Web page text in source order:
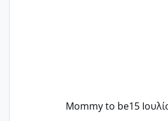
Mommy to be15